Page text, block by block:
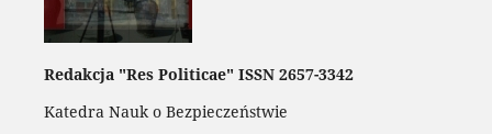
Redakcja "Res Politicae" ISSN 2657-3342
Katedra Nauk o Bezpieczeństwie